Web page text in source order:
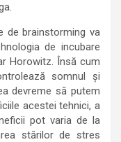
de brainstorming va
de incubare
Horowitz. Însă cum
somnul şi
devreme să putem
acestei tehnici, a
pot varia de la
stărilor de stres